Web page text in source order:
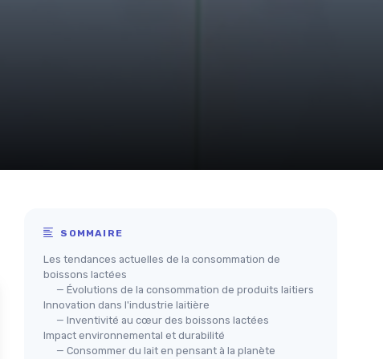
SOMMAIRE
Les tendances actuelles de la consommation de
boissons lactées
— Évolutions de la consommation de produits laitiers
Innovation dans l'industrie laitière
— Inventivité au cœur des boissons lactées
Impact environnemental et durabilité
— Consommer du lait en pensant à la planète